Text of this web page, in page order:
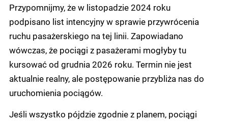
Przypomnijmy, że w listopadzie 2024 roku
podpisano list intencyjny w sprawie przywrócenia
ruchu pasażerskiego na tej linii. Zapowiadano
wówczas, że pociągi z pasażerami mogłyby tu
kursować od grudnia 2026 roku. Termin nie jest
aktualnie realny, ale postępowanie przybliża nas do
uruchomienia pociągów.
Jeśli wszystko pójdzie zgodnie z planem, pociągi